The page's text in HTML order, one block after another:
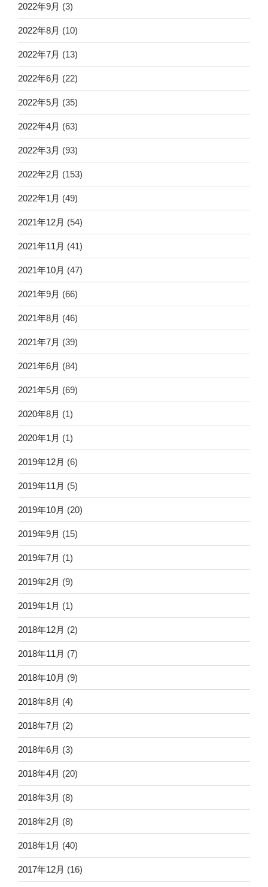
2022年9月 (3)
2022年8月 (10)
2022年7月 (13)
2022年6月 (22)
2022年5月 (35)
2022年4月 (63)
2022年3月 (93)
2022年2月 (153)
2022年1月 (49)
2021年12月 (54)
2021年11月 (41)
2021年10月 (47)
2021年9月 (66)
2021年8月 (46)
2021年7月 (39)
2021年6月 (84)
2021年5月 (69)
2020年8月 (1)
2020年1月 (1)
2019年12月 (6)
2019年11月 (5)
2019年10月 (20)
2019年9月 (15)
2019年7月 (1)
2019年2月 (9)
2019年1月 (1)
2018年12月 (2)
2018年11月 (7)
2018年10月 (9)
2018年8月 (4)
2018年7月 (2)
2018年6月 (3)
2018年4月 (20)
2018年3月 (8)
2018年2月 (8)
2018年1月 (40)
2017年12月 (16)